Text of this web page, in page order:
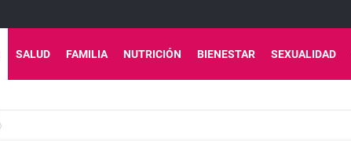
SALUD FAMILIA NUTRICIÓN BIENESTAR SEXUALIDAD